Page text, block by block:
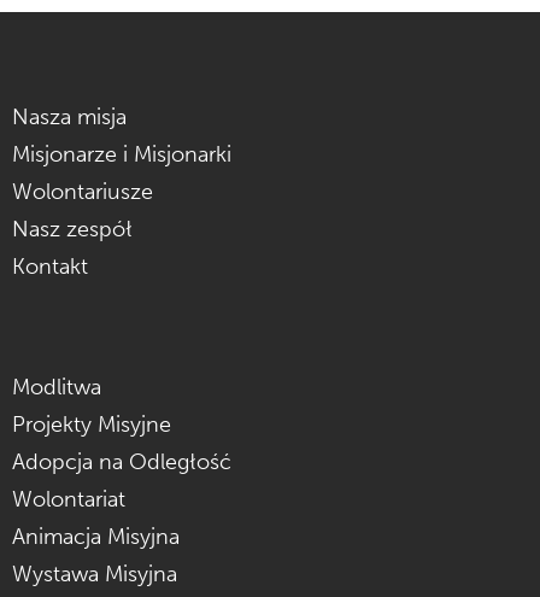
Nasza misja
Misjonarze i Misjonarki
Wolontariusze
Nasz zespół
Kontakt
Modlitwa
Projekty Misyjne
Adopcja na Odległość
Wolontariat
Animacja Misyjna
Wystawa Misyjna